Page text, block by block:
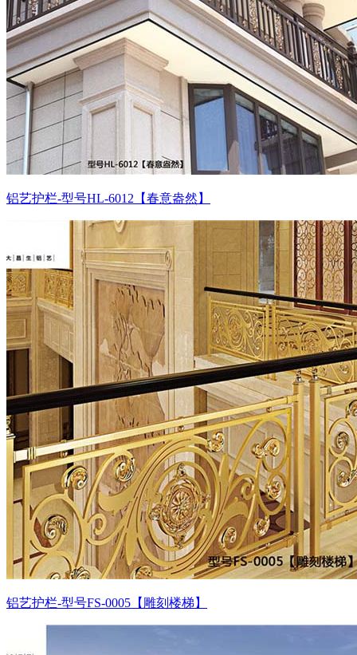
铝艺护栏-型号HL-6012【春意盎然】
铝艺护栏-型号FS-0005【雕刻楼梯】